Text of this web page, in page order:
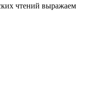
чтений выражаем